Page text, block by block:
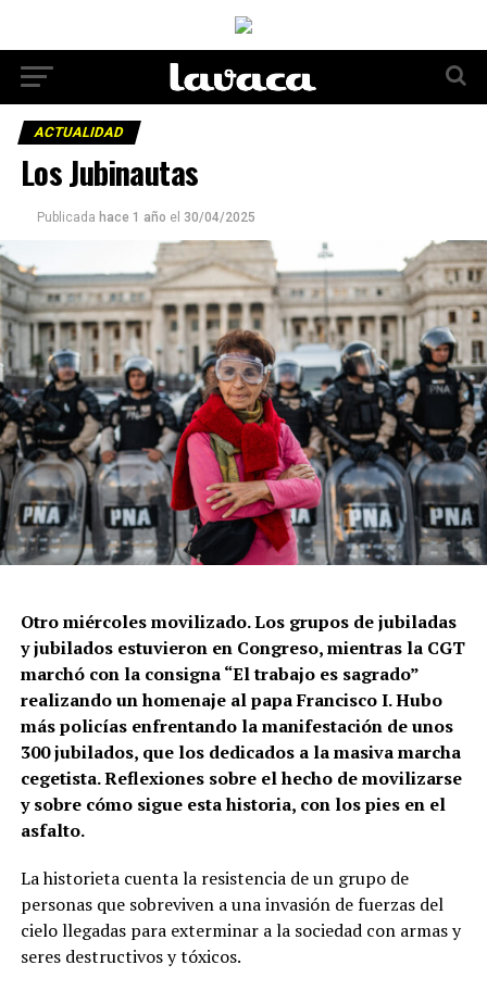
ACTUALIDAD
Los Jubinautas
Publicada hace 1 año el 30/04/2025
Otro miércoles movilizado. Los grupos de jubiladas
y jubilados estuvieron en Congreso, mientras la CGT
marchó con la consigna “El trabajo es sagrado”
realizando un homenaje al papa Francisco I. Hubo
más policías enfrentando la manifestación de unos
300 jubilados, que los dedicados a la masiva marcha
cegetista. Reflexiones sobre el hecho de movilizarse
y sobre cómo sigue esta historia, con los pies en el
asfalto.
La historieta cuenta la resistencia de un grupo de
personas que sobreviven a una invasión de fuerzas del
cielo llegadas para exterminar a la sociedad con armas y
seres destructivos y tóxicos.